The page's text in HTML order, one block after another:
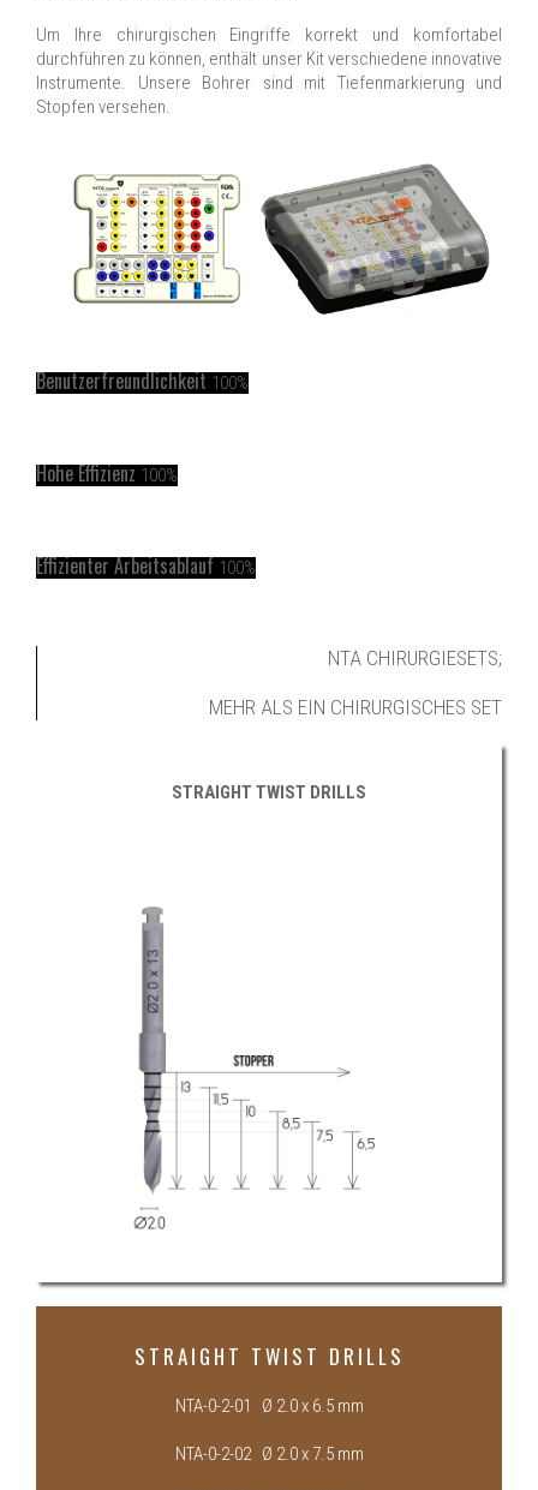
Um Ihre chirurgischen Eingriffe korrekt und komfortabel
durchführen zu können, enthält unser Kit verschiedene innovative
Instrumente. Unsere Bohrer sind mit Tiefenmarkierung und
Stopfen versehen.
Benutzerfreundlichkeit100%
Hohe Effizienz100%
Effizienter Arbeitsablauf100%
NTA CHIRURGIESETS;
MEHR ALS EIN CHIRURGISCHES SET
STRAIGHT TWIST DRILLS
STRAIGHT TWIST DRILLS
NTA-0-2-01 Ø 2.0 x 6.5 mm
NTA-0-2-02 Ø 2.0 x 7.5 mm